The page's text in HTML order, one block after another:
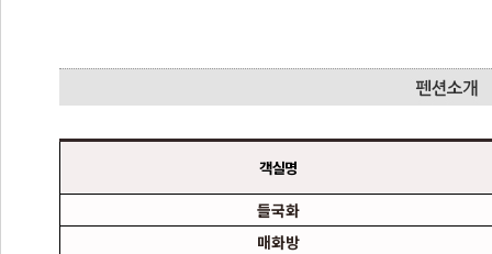
객실명
들국화
매화방